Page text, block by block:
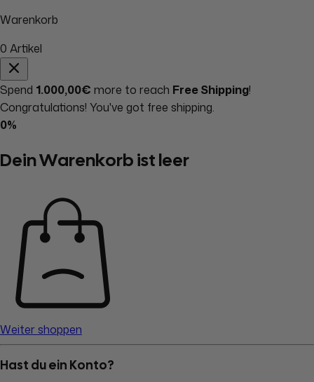
Warenkorb
0 Artikel
Spend 1.000,00€ more to reach Free Shipping!
Congratulations! You've got free shipping.
0%
Dein Warenkorb ist leer
Weiter shoppen
Hast du ein Konto?